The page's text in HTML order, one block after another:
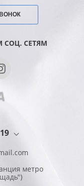
СЕТЯМ
метро